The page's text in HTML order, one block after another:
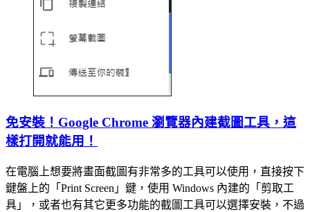
免安裝！Google Chrome 瀏覽器內建截圖工具，這
樣打開就能用！
在電腦上想要將畫面截圖有非常多的工具可以使用，直接按下
鍵盤上的「Print Screen」鍵，使用 Windows 內建的「剪取工
具」，或者也有其它更多功能的截圖工具可以選擇安裝，不過